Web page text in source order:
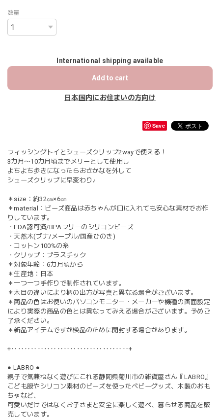
数量
International shipping available
Add to cart
日本国内にお住まいの方向け
Save
フィッシングトイとシューズクリップ2wayで使える！
3カ月〜10カ月頃までメリーとして使用し
よちよち歩きになったらおさかなを外して
シューズクリップに早変わり♪
＊size：約32㎝×6㎝
＊material：ビーズ商品は赤ちゃんが口に入れても安心な素材でお作
りしています。
・FDA認可済/BPAフリーのシリコンビーズ
・天然木(ブナ/メープル/国産ひのき)
・コットン100%の糸
・クリップ：プラスチック
＊対象年齢：6カ月頃から
＊生産地：日本
＊一つ一つ手作りで制作されています。
＊木目の違いにより柄の出方が写真と異なる場合がございます。
＊商品の色はお使いのパソコンモニター・メーカーや機種の画面設定
により実際の商品の色とは異なってみえる場合がございます。予めご
了承ください。
＊新品アイテムですが検品のために開封する場合があります。
+‥‥‥‥‥‥‥‥‥‥‥‥‥‥‥‥‥‥+
● LABRO ●
親子で気兼ねなく遊びにこれる静岡県菊川市の雑貨屋さん『LABRO』
こども服やシリコン素材のビーズを使ったベビーグッズ、木製のおも
ちゃなど、
可愛いだけではなくお子さまと安全に楽しく遊べ、暮らせる商品を販
売しています。